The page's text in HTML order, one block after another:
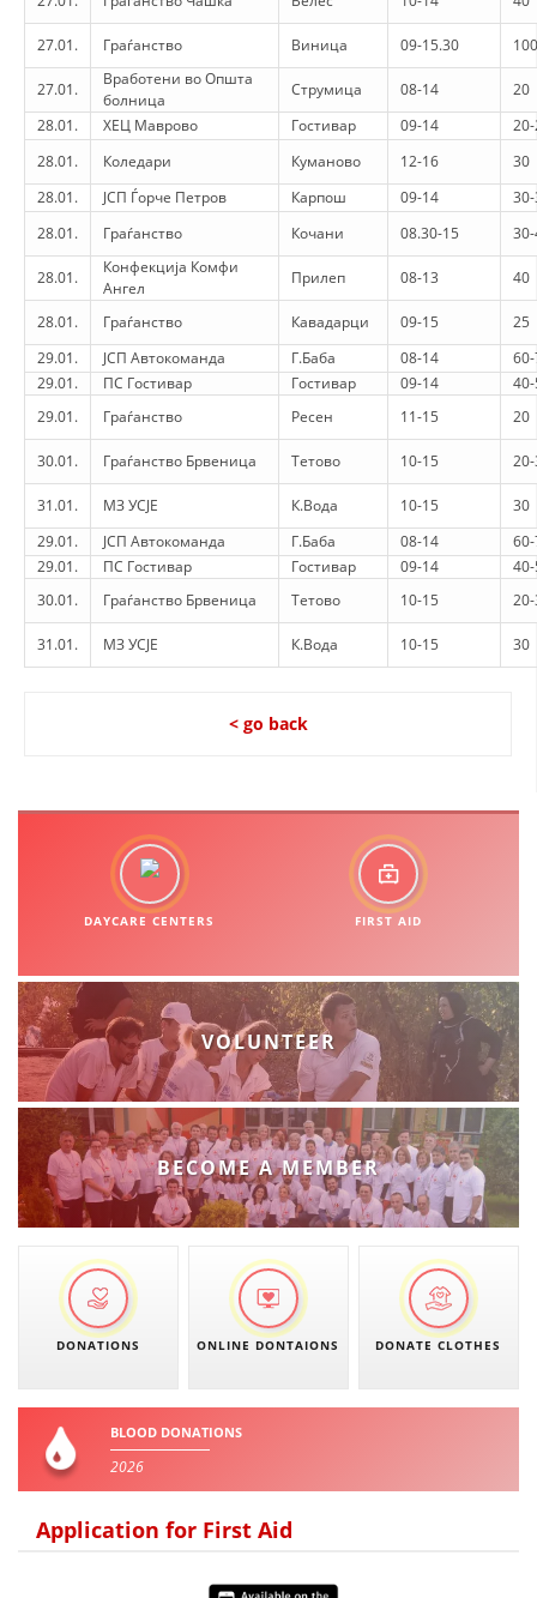
27.01. Граѓанство Виница 09-15.30
27.01.
Вработени во Општа
болница
Струмица 08-14
20
28.01.
ХЕЦ Маврово Гостивар 09-14
28.01.
Коледари Куманово 12-16
30
28.01.
ЈСП Ѓорче Петров Карпош 09-14
28.01.
Граѓанство Кочани 08.30-15
28.01.
Конфекција Комфи
Ангел
Прилеп 08-13 40
28.01. Граѓанство Кавадарци 09-15
25
29.01.
ЈСП Автокоманда Г.Баба 08-14
29.01.
ПС Гостивар Гостивар 09-14
29.01.
Граѓанство Ресен 11-15 20
30.01. Граѓанство Брвеница Тетово 10-15
31.01. МЗ УСЈЕ К.Вода 10-15
30
29.01.
ЈСП Автокоманда Г.Баба 08-14
29.01.
ПС Гостивар Гостивар 09-14
30.01.
Граѓанство Брвеница Тетово 10-15
31.01. МЗ УСЈЕ К.Вода 10-15 30
< go back
DAYCARE CENTERS FIRST AID
VOLUNTEER
BECOME A MEMBER
DONATIONS ONLINE DONTAIONS DONATE CLOTHES
BLOOD DONATIONS
2026
Application for First Aid